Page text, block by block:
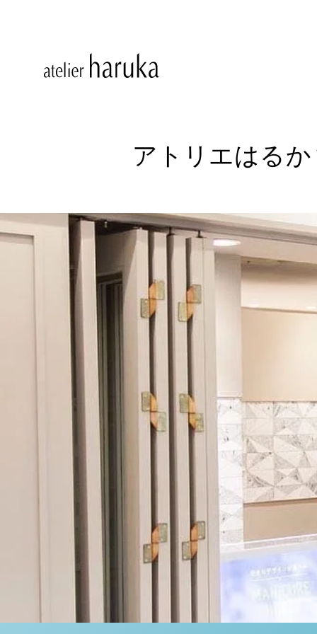
アトリエはる